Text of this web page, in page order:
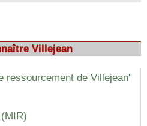
Villejean
ressourcement de Villejean"